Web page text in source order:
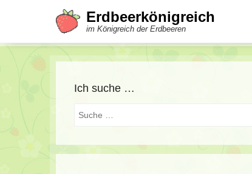
Erdbeerkönigreich
im Königreich der Erdbeeren
Ich suche …
Suche